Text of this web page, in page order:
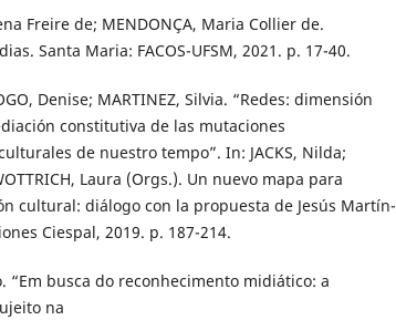
Freire de; MENDONÇA, Maria Collier de.
Santa Maria: FACOS-UFSM, 2021. p. 17-40.
Denise; MARTINEZ, Silvia. “Redes: dimensión
constitutiva de las mutaciones
de nuestro tempo”. In: JACKS, Nilda;
Laura (Orgs.). Un nuevo mapa para
cultural: diálogo con la propuesta de Jesús Martín-
Ciespal, 2019. p. 187-214.
“Em busca do reconhecimento midiático: a
na